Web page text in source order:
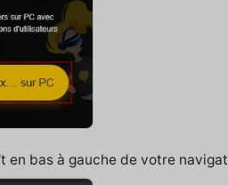
bas à gauche de votre